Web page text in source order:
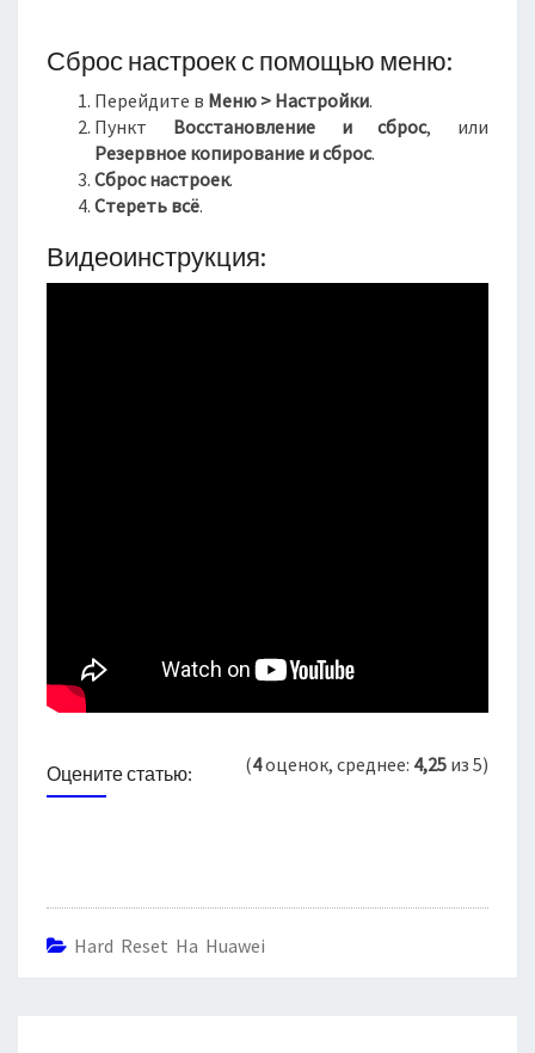
Сброс настроек с помощью меню:
Перейдите в Меню > Настройки.
Пункт Восстановление и сброс, или
Резервное копирование и сброс.
Сброс настроек.
Стереть всё.
Видеоинструкция:
Оцените статью: (4оценок, среднее: 4,25 из 5)
Hard Reset На Huawei